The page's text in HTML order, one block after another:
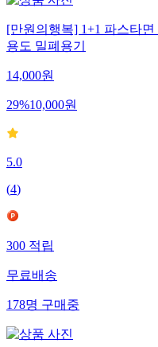
[만원의행복] 1+1 파스타
용도 밀폐용기
14,000원
29%10,000원
5.0
(4)
300적립
무료배송
178명구매중